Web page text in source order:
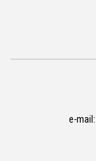
e-mail: